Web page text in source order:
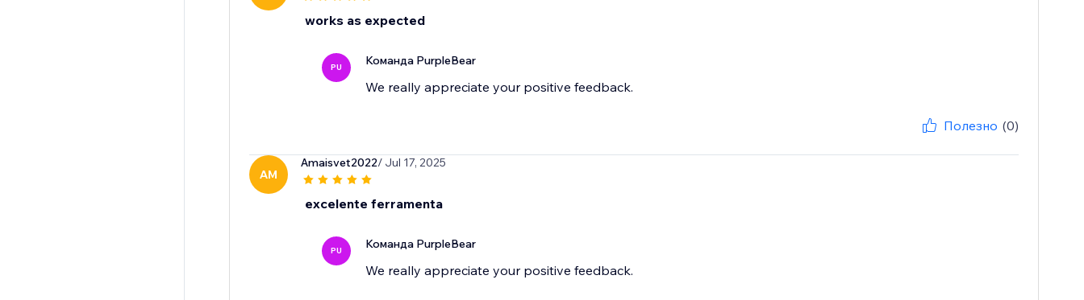
works as expected
PU Команда PurpleBear
We really appreciate your positive feedback.
Полезно (0)
AM
Amaisvet2022/ Jul 17, 2025
excelente ferramenta
PU Команда PurpleBear
We really appreciate your positive feedback.